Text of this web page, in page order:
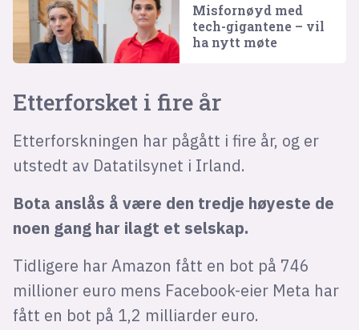
Misfornøyd med
tech-gigantene – vil
ha nytt møte
Etterforsket i fire år
Etterforskningen har pågått i fire år, og er
utstedt av Datatilsynet i Irland.
Bota anslås å være den tredje høyeste de
noen gang har ilagt et selskap.
Tidligere har Amazon fått en bot på 746
millioner euro mens Facebook-eier Meta har
fått en bot på 1,2 milliarder euro.